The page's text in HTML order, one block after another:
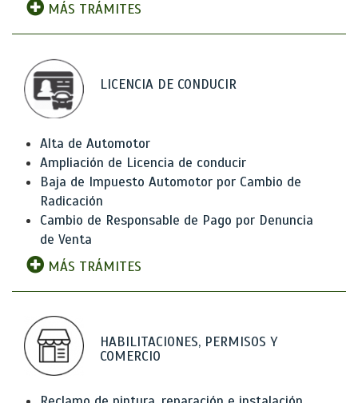
MÁS TRÁMITES
LICENCIA DE CONDUCIR
Alta de Automotor
Ampliación de Licencia de conducir
Baja de Impuesto Automotor por Cambio de
Radicación
Cambio de Responsable de Pago por Denuncia
de Venta
MÁS TRÁMITES
HABILITACIONES, PERMISOS Y
COMERCIO